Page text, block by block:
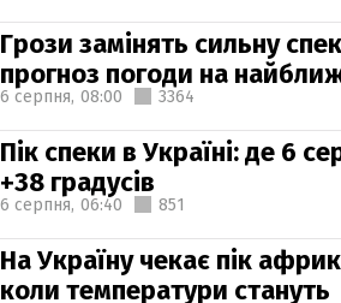
Грози замінять сильну
прогноз погоди на
6 серпня, 08:00 3364
Пік спеки в Україні: де 6
+38 градусів
6 серпня, 06:40 851
На Україну чекає пік
коли температури стануть